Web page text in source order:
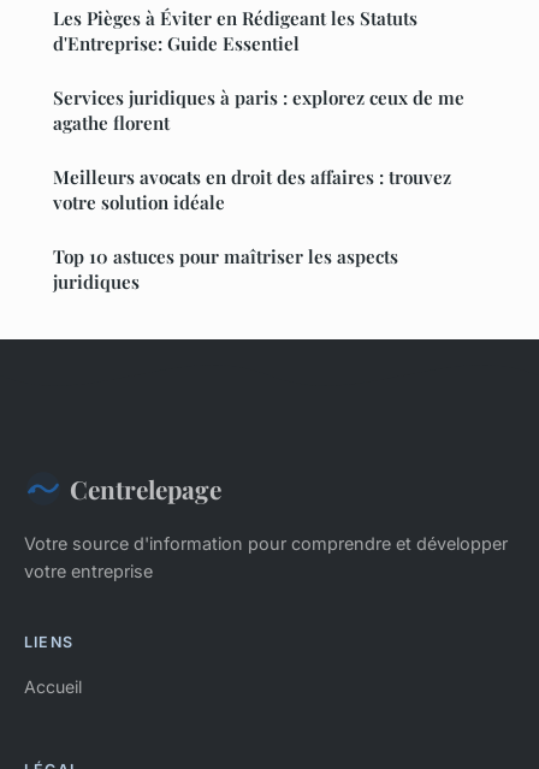
Les Pièges à Éviter en Rédigeant les Statuts
d'Entreprise: Guide Essentiel
Services juridiques à paris : explorez ceux de me
agathe florent
Meilleurs avocats en droit des affaires : trouvez
votre solution idéale
Top 10 astuces pour maîtriser les aspects
juridiques
Centrelepage
Votre source d'information pour comprendre et développer
votre entreprise
LIENS
Accueil